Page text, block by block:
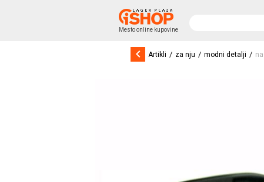
Mesto online kupovine
keyboard_arrow_left Artikli / za nju / modni detalji /